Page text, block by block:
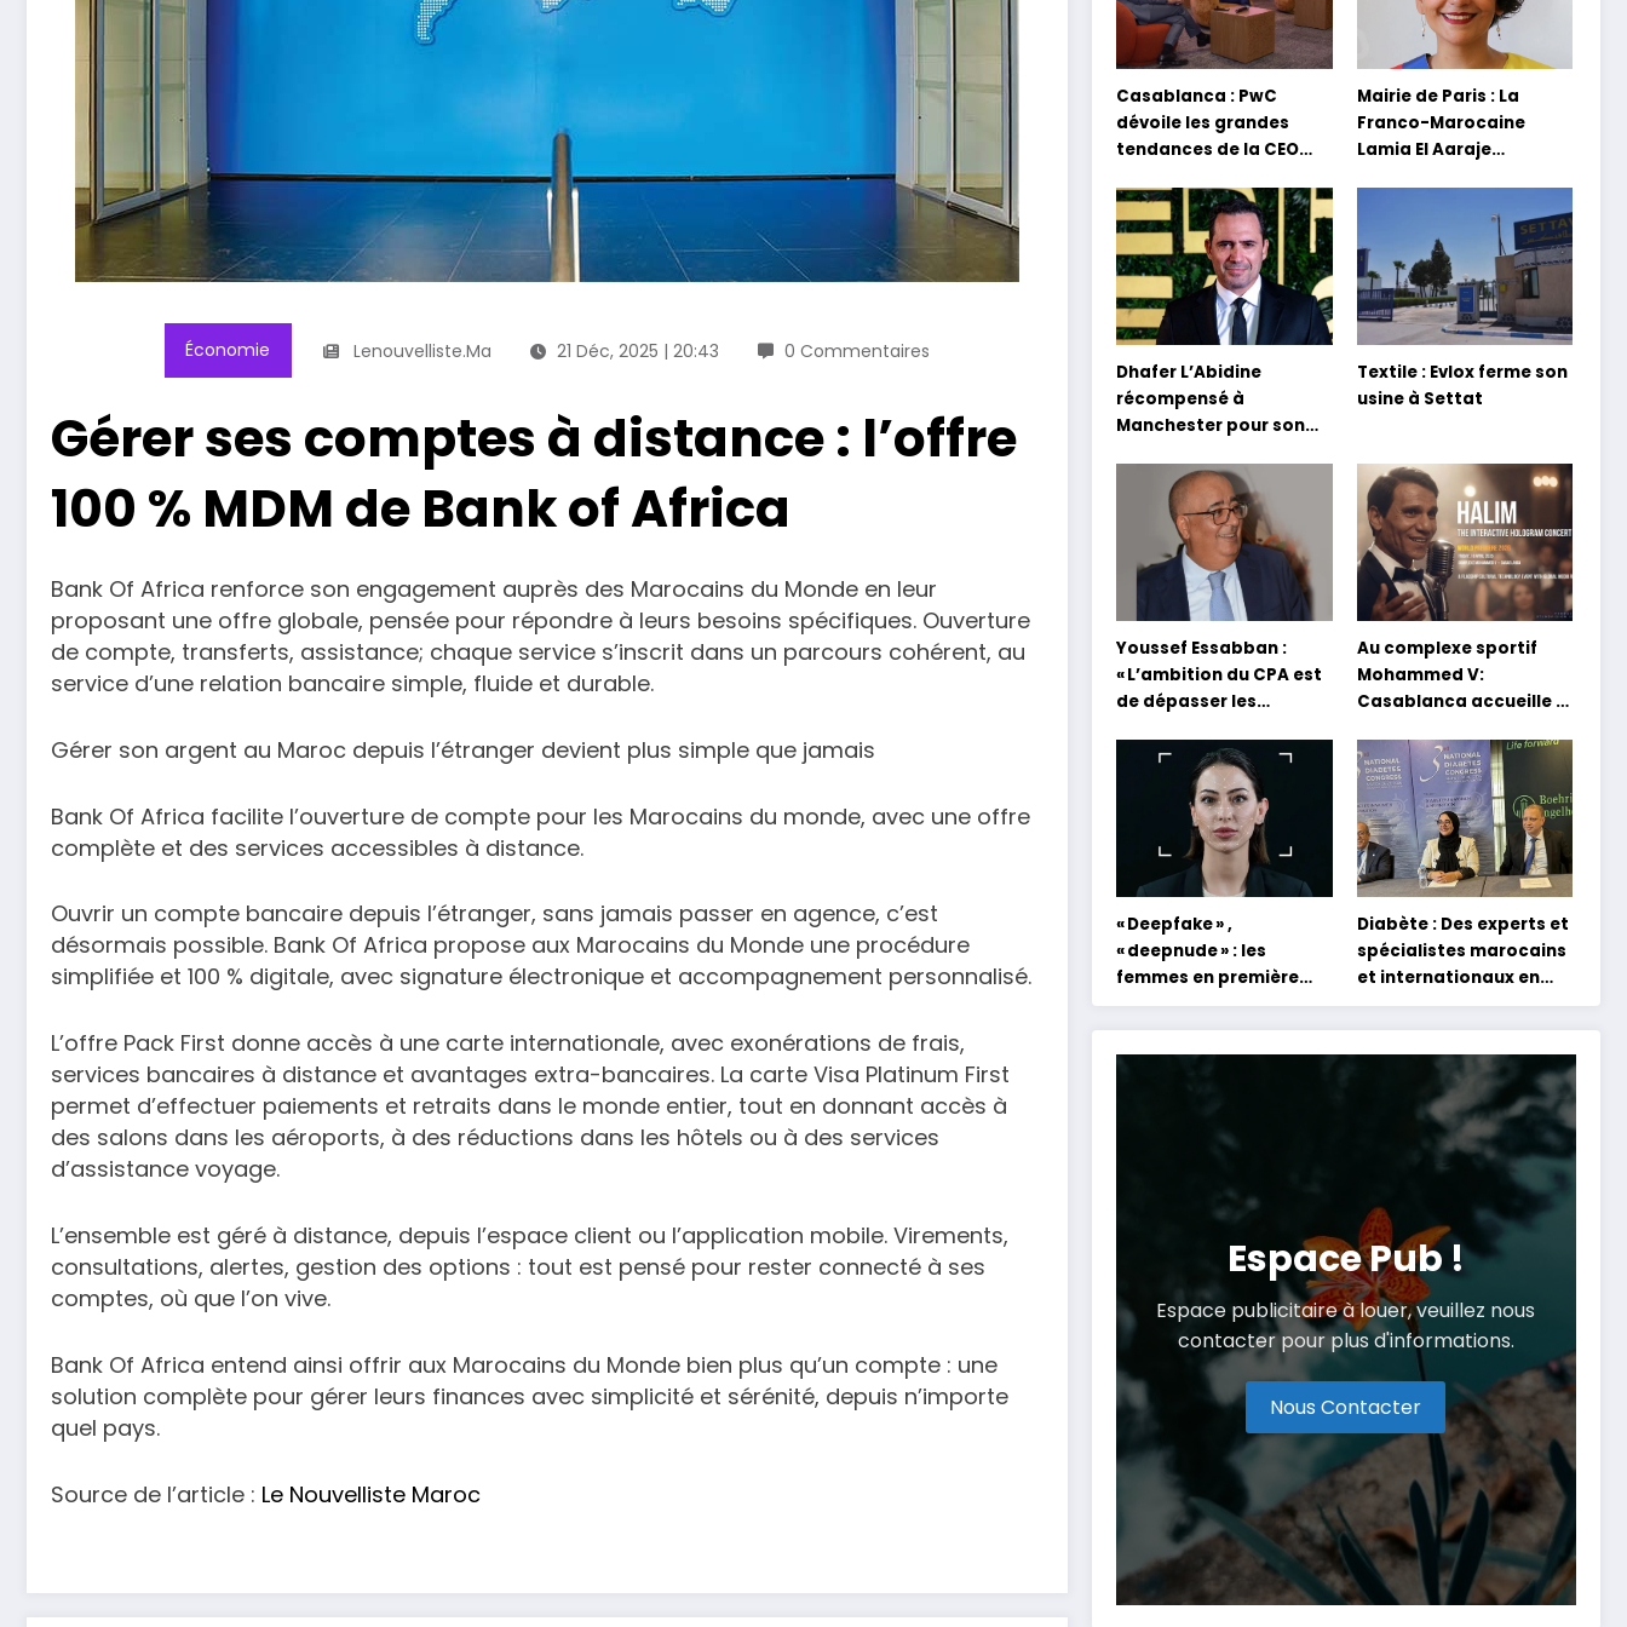
Économie Lenouvelliste.ma 21 Déc, 2025 | 20:43 0 Commentaires
Gérer ses comptes à distance : l’offre
100 % MDM de Bank of Africa
Bank Of Africa renforce son engagement auprès des Marocains du Monde en leur
proposant une offre globale, pensée pour répondre à leurs besoins spécifiques. Ouverture
de compte, transferts, assistance; chaque service s’inscrit dans un parcours cohérent, au
service d’une relation bancaire simple, fluide et durable.
Gérer son argent au Maroc depuis l’étranger devient plus simple que jamais
Bank Of Africa facilite l’ouverture de compte pour les Marocains du monde, avec une offre
complète et des services accessibles à distance.
Ouvrir un compte bancaire depuis l’étranger, sans jamais passer en agence, c’est
désormais possible. Bank Of Africa propose aux Marocains du Monde une procédure
simplifiée et 100 % digitale, avec signature électronique et accompagnement personnalisé.
L’offre Pack First donne accès à une carte internationale, avec exonérations de frais,
services bancaires à distance et avantages extra-bancaires. La carte Visa Platinum First
permet d’effectuer paiements et retraits dans le monde entier, tout en donnant accès à
des salons dans les aéroports, à des réductions dans les hôtels ou à des services
d’assistance voyage.
L’ensemble est géré à distance, depuis l’espace client ou l’application mobile. Virements,
consultations, alertes, gestion des options : tout est pensé pour rester connecté à ses
comptes, où que l’on vive.
Bank Of Africa entend ainsi offrir aux Marocains du Monde bien plus qu’un compte : une
solution complète pour gérer leurs finances avec simplicité et sérénité, depuis n’importe
quel pays.
Source de l’article : Le Nouvelliste Maroc
Casablanca : PwC
dévoile les grandes
tendances de la CEO
Mairie de Paris : La
Franco-Marocaine
Lamia El Aaraje
Dhafer L’Abidine
récompensé à
Manchester pour son
Textile : Evlox ferme son
usine à Settat
Youssef Essabban :
« L’ambition du CPA est
de dépasser les
et académiques de
formation en
s’appuyant sur le
partage des
expériences »
Au complexe sportif
Mohammed V:
Casablanca accueille la
concert holographique
d’Abdel Halim Hafez
« Deepfake » ,
« deepnude » : les
femmes en première
ligne face aux dangers
de l’intelligence
artificielle
Diabète : Des experts et
spécialistes marocains
et internationaux en
conclave à Tanger
Espace Pub !
Espace publicitaire à louer, veuillez nous
contacter pour plus d'informations.
Nous Contacter